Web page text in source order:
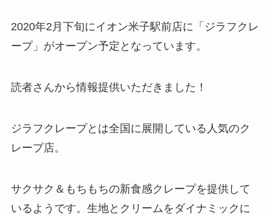
2020年2月下旬にイオン米子駅前店に「ジラフクレ
ープ」がオープン予定となっています。
読者さんから情報提供いただきました！
ジラフクレープとは全国に展開している人気のク
レープ店。
サクサク＆もちもちの新食感クレープを提供して
いるようです。生地とクリームをダイナミックに